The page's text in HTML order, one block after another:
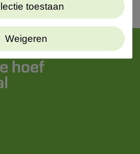
Weigeren
toestaan